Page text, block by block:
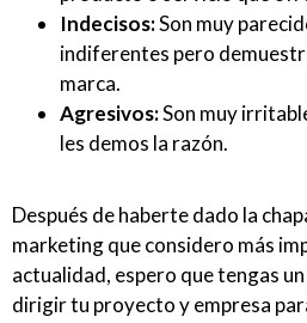
Indecisos:Son muy
indiferentes pero
marca.
Agresivos:Son muy
les demos la razón.
Después de haberte dado la
marketing que considero más
actualidad, espero que tengas
dirigir tu proyecto y empresa